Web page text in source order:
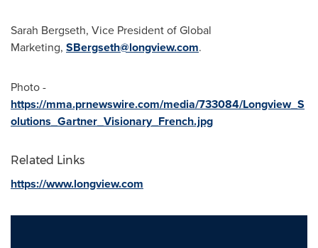
Sarah Bergseth, Vice President of Global
Marketing, SBergseth@longview.com.
Photo -
https://mma.prnewswire.com/media/733084/Longview_S
olutions_Gartner_Visionary_French.jpg
Related Links
https://www.longview.com